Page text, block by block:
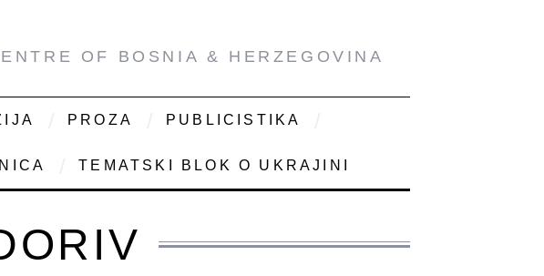
OF BOSNIA & HERZEGOVINA
PROZA PUBLICISTIKA
TEMATSKI BLOK O UKRAJINI